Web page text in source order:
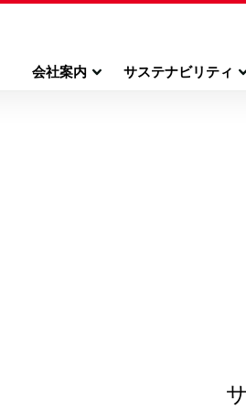
会社案内 サステナビリティ